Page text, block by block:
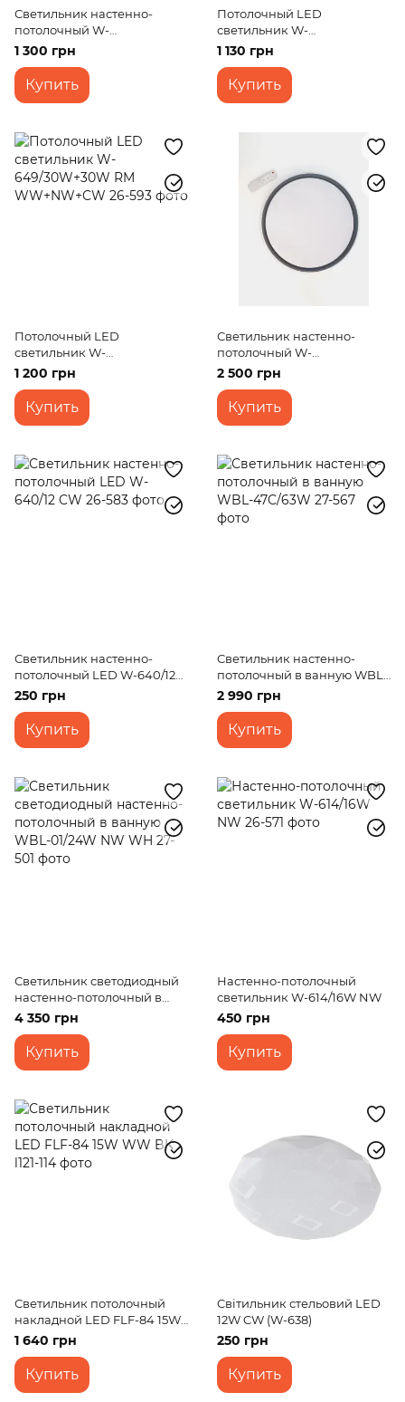
Светильник настенно-
потолочный W-
630/36W+36W WW+NW+CW
1 300 грн
Купить
Потолочный LED
светильник W-
647/30W+30W RM
WW+NW+CW
1 130 грн
Купить
Потолочный LED
светильник W-
649/30W+30W RM
WW+NW+CW
1 200 грн
Купить
Светильник настенно-
потолочный W-
643/27W+27W CCT+RGB
2 500 грн
Купить
Светильник настенно-
потолочный LED W-640/12
CW
250 грн
Купить
Светильник настенно-
потолочный в ванную WBL-
47C/63W
2 990 грн
Купить
Светильник светодиодный
настенно-потолочный в
ванную WBL-01/24W NW
4 350 грн
Купить
Настенно-потолочный
светильник W-614/16W NW
450 грн
Купить
Светильник потолочный
накладной LED FLF-84 15W
WW BK
1 640 грн
Купить
Cвітильник стельовий LED
12W CW (W-638)
250 грн
Купить